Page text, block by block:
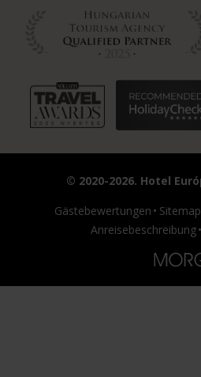
© 2020-2026. Hotel
Gästebewertungen
Sitemap
Anreisebeschreibung